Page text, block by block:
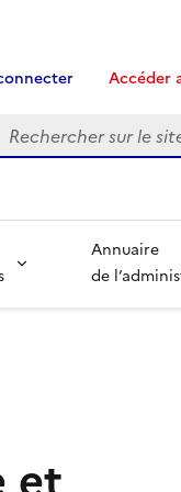
Accéder
Annuaire
de